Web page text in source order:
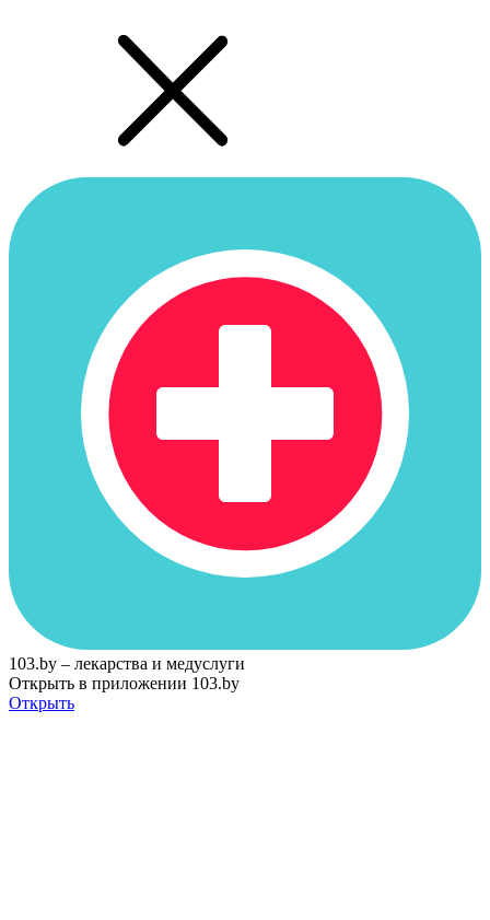
103.by – лекарства и медуслуги
Открыть в приложении 103.by
Открыть